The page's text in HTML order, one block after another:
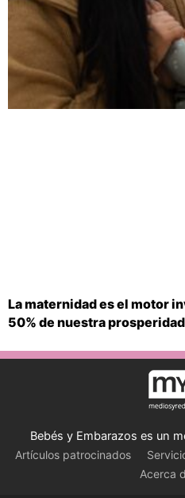
La maternidad es el motor
50% de nuestra prosperidad
Bebés y Embarazos es un
Artículos patrocinados
Acerca